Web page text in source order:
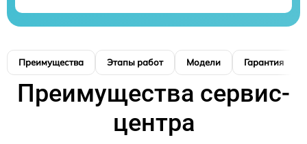
Преимущества Этапы работ Модели Гарантия
Преимущества сервис-
центра